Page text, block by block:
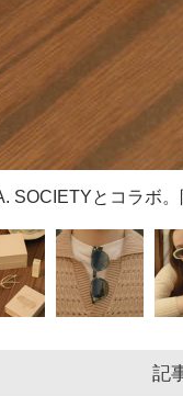
SOCIETYとコラボ
記